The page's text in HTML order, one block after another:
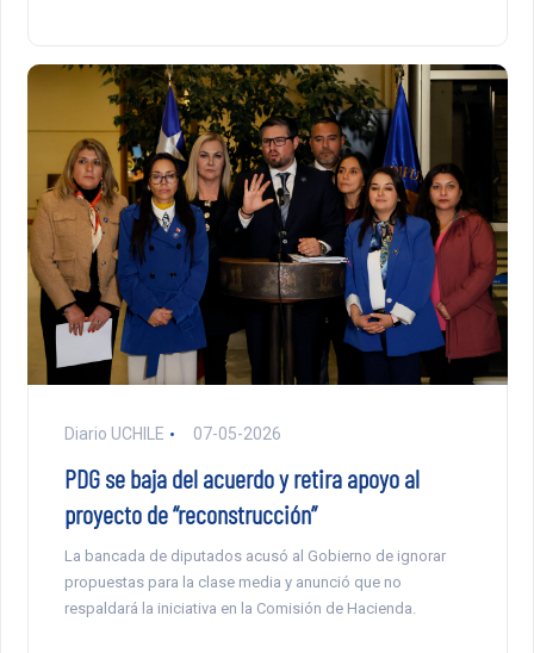
Diario UCHILE 07-05-2026
PDG se baja del acuerdo y retira apoyo al
proyecto de “reconstrucción”
La bancada de diputados acusó al Gobierno de ignorar
propuestas para la clase media y anunció que no
respaldará la iniciativa en la Comisión de Hacienda.